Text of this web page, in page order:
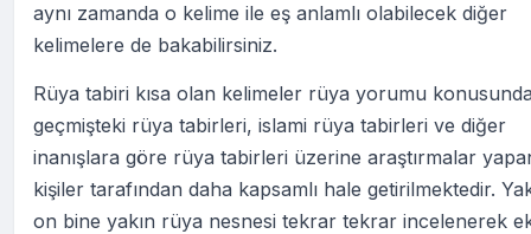
aynı zamanda o kelime ile eş anlamlı olabilecek diğer
kelimelere de bakabilirsiniz.
Rüya tabiri kısa olan kelimeler rüya yorumu
geçmişteki rüya tabirleri, islami rüya tabirleri ve diğer
inanışlara göre rüya tabirleri üzerine araştırmalar
kişiler tarafından daha kapsamlı hale getirilmektedir.
on bine yakın rüya nesnesi tekrar tekrar incelenerek